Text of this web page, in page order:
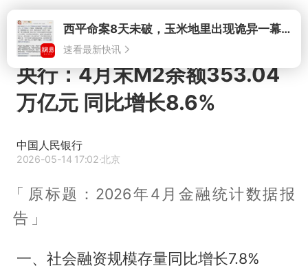
打开西平命案8天未破，玉米地里出现诡异一幕，我突然想起了欧金中
速看最新快讯
央行：4月末M2余额353.04
万亿元 同比增长8.6%
中国人民银行
2026-05-14 17:02·北京
原标题：2026年4月金融统计数据报
告
一、社会融资规模存量同比增长7.8%